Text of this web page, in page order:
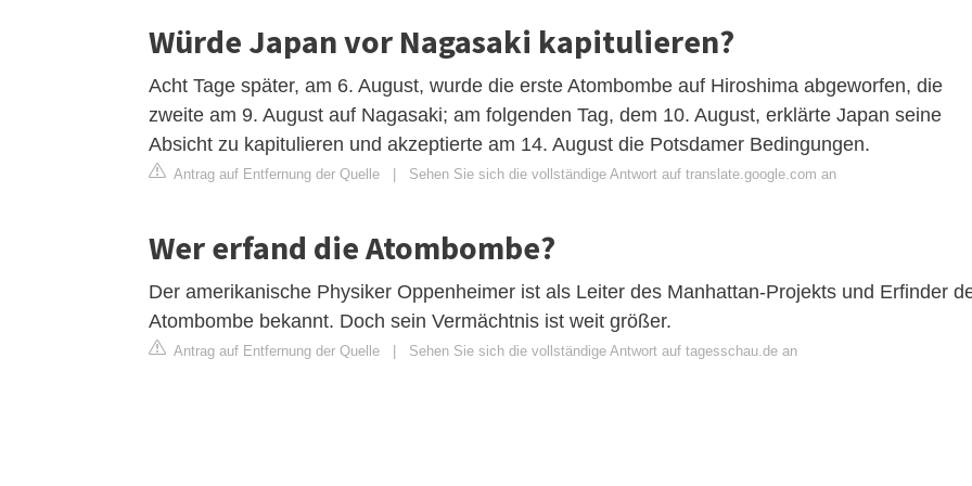
Würde Japan vor Nagasaki kapitulieren?
Acht Tage später, am 6. August, wurde die erste Atombombe auf Hiroshima abgeworfen, die
zweite am 9. August auf Nagasaki; am folgenden Tag, dem 10. August, erklärte Japan seine
Absicht zu kapitulieren und akzeptierte am 14. August die Potsdamer Bedingungen.
Antrag auf Entfernung der Quelle | Sehen Sie sich die vollständige Antwort auf translate.google.com an
Wer erfand die Atombombe?
Der amerikanische Physiker Oppenheimer ist als Leiter des Manhattan-Projekts und Erfinder
Atombombe bekannt. Doch sein Vermächtnis ist weit größer.
Antrag auf Entfernung der Quelle | Sehen Sie sich die vollständige Antwort auf tagesschau.de an